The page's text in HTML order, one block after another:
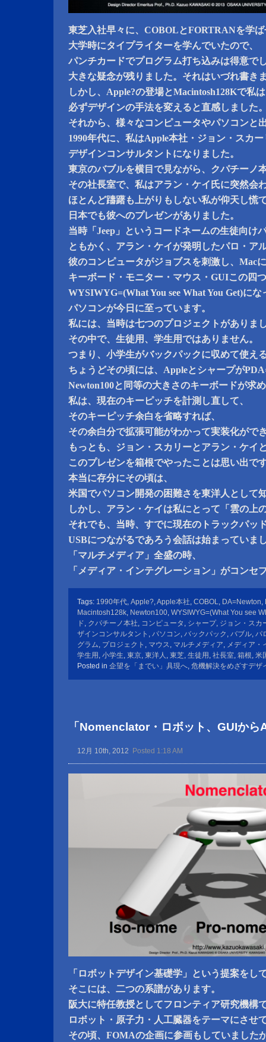
東芝入社早々に、COBOLとFORTRANを学
大学時にタイプライターを学んでいたので、
パンチカードでプログラム打ち込みは得意で
大きな疑念が残りました。それはいづれ書き
しかし、Apple?の登場とMacintosh128Kで私
必ずデザインの手法を変えると直感しました
それから、様々なコンピュータやパソコンと
1990年代に、私はApple本社・ジョン・スカ
デザインコンサルタントになりました。
東京のバブルを横目で見ながら、クパチーノ
その社長室で、私はアラン・ケイ氏に突然会
ほとんど躊躇も上がりもしない私が仰天し慌
日本でも彼へのプレゼンがありました。
当時「Jeep」というコードネームの生徒向け
ともかく、アラン・ケイが発明したパロ・ア
彼のコンピュータがジョブスを刺激し、Mac
キーボード・モニター・マウス・GUIこの四
WYSIWYG=(What You see What You Get)にな
パソコンが今日に至っています。
私には、当時は七つのプロジェクトがありま
その中で、生徒用、学生用ではありません。
つまり、小学生がバックパックに収めて使え
ちょうどその頃には、Appleとシャープが
Newton100と同等の大きさのキーボードが求
私は、現在のキーピッチを計測し直して、
そのキーピッチ余白を省略すれば、
その余白分で拡張可能がわかって実装化がで
もっとも、ジョン・スカリーとアラン・ケイ
このプレゼンを箱根でやったことは思い出で
本当に存分にその頃は、
米国でパソコン開発の困難さを東洋人として
しかし、アラン・ケイは私にとって「雲の上
それでも、当時、すでに現在のトラックパッ
USBにつながるであろう会話は始まっていま
「マルチメディア」全盛の時、
「メディア・インテグレーション」がコンセ
Tags: 1990年代, Apple?,Apple本社, COBOL, DA=Newton,
Macintosh128k, Newton100, WYSIWYG=(What You see
ド, クパチーノ本社, コンピュータ , シャープ, ジョン・スカ
ザインコンサルタント , パソコン, バックパック , バブル, パ
グラム, プロジェクト , マウス, マルチメディア, メディア・
学生用 , 小学生, 東京, 東洋人 , 東芝, 生徒用 , 社長室, 箱根, 米
Posted in 企望を「までい」具現へ, 危機解決をめざすデザ
「Nomenclator・ロボット、GUIから
12月 10th, 2012 Posted 1:18 AM
「ロボットデザイン基礎学」という提案をし
そこには、二つの系譜があります。
阪大に特任教授としてフロンティア研究機構
ロボット・原子力・人工臓器をテーマにさせ
その頃、FOMAの企画に参画もしていました